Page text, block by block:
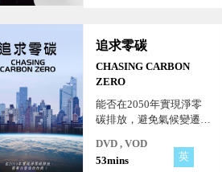
選擇的工具，並且永遠不
會叛變？AI如何增強我們
的產能而不是削減？
追求零碳
CHASING CARBON
ZERO
能否在2050年實現淨零
碳排放，避免氣候變遷的
以做到的。本節目介紹可
以幫助我們實現這一目標
DVD , VOD
53mins
英